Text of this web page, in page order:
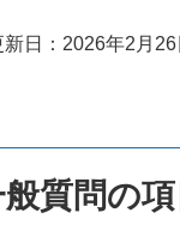
新日：2026年2月
質問の項